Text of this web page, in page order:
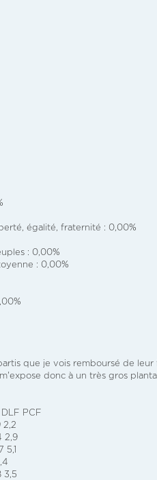
égalité, fraternité : 0,00%
: 0,00%
: 0,00%
que je vois remboursé de leur
donc à un très gros
PCF
2,2
2,9
5,1
3,5